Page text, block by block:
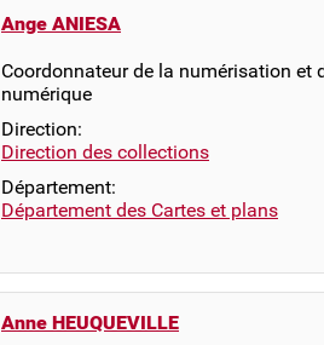
Ange ANIESA
Coordonnateur de la numérisation et
numérique
Direction:
Direction des collections
Département:
Département des Cartes et plans
Anne HEUQUEVILLE